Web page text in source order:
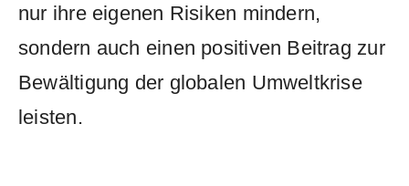
nur ​ihre eigenen Risiken mindern,
‌sondern auch einen positiven Beitrag zur
Bewältigung der globalen Umweltkrise
leisten.